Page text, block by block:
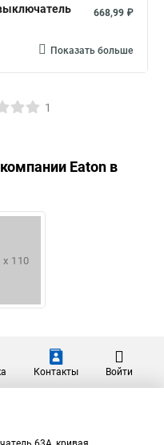
668,99 ₽
Показать больше
1
Eaton в
Контакты Войти